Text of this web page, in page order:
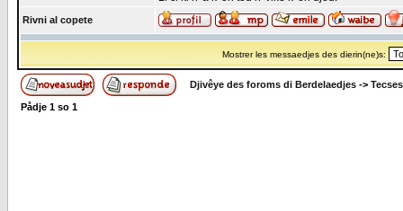
Rivni al copete
Mostrer les messaedjes des dierin(ne)s:
Djivêye des foroms di Berdelaedjes ->
Pådje 1 so 1